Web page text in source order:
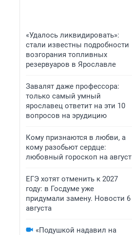
«Удалось ликвидировать»:
стали известны подробности
возгорания топливных
резервуаров в Ярославле
Завалят даже профессора:
только самый умный
ярославец ответит на эти 10
вопросов на эрудицию
Кому признаются в любви, а
кому разобьют сердце:
любовный гороскоп на август
ЕГЭ хотят отменить к 2027
году: в Госдуме уже
придумали замену. Новости 6
августа
«Подушкой надавил на